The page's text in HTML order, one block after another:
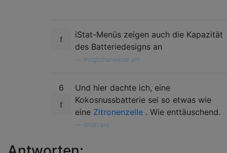
iStat-Menüs zeigen auch die Kapazität
des Batteriedesigns an
möglicherweise am
6
Und hier dachte ich, eine
Kokosnussbatterie sei so etwas wie
eine Zitronenzelle . Wie enttäuschend.
Wildcard